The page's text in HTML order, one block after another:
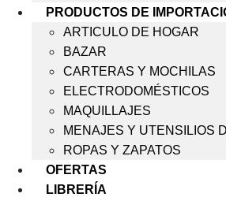
PRODUCTOS DE
ARTICULO DE HOGAR
BAZAR
CARTERAS Y MOCHILAS
ELECTRODOMÉSTICOS
MAQUILLAJES
MENAJES Y UTENSILIOS
ROPAS Y ZAPATOS
OFERTAS
LIBRERÍA